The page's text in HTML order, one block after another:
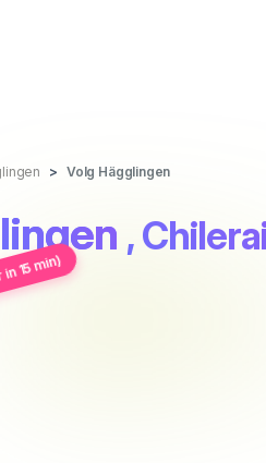
Volg Hägglingen
,
15 min)